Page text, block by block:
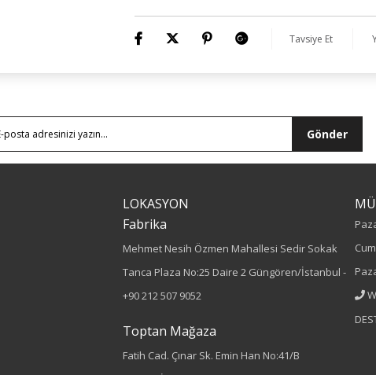
Tavsiye Et
Gönder
LOKASYON
Fabrika
Mehmet Nesih Özmen Mahallesi Sedir Sokak
Tanca Plaza No:25 Daire 2 Güngören/İstanbul -
+90 212 507 9052
Toptan Mağaza
Fatih Cad. Çınar Sk. Emin Han No:41/B